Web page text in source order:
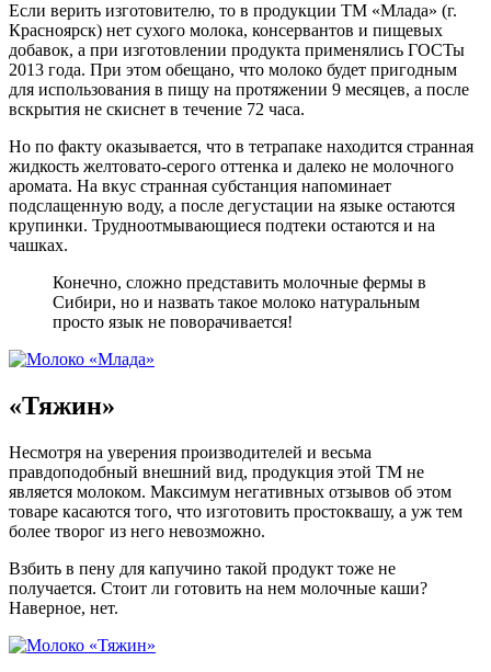
Если верить изготовителю, то в продукции ТМ «Млада» (г.
Красноярск) нет сухого молока, консервантов и пищевых
добавок, а при изготовлении продукта применялись ГОСТы
2013 года. При этом обещано, что молоко будет пригодным
для использования в пищу на протяжении 9 месяцев, а после
вскрытия не скиснет в течение 72 часа.
Но по факту оказывается, что в тетрапаке находится странная
жидкость желтовато-серого оттенка и далеко не молочного
аромата. На вкус странная субстанция напоминает
подслащенную воду, а после дегустации на языке остаются
крупинки. Трудноотмывающиеся подтеки остаются и на
чашках.
Конечно, сложно представить молочные фермы в
Сибири, но и назвать такое молоко натуральным
просто язык не поворачивается!
«Тяжин»
Несмотря на уверения производителей и весьма
правдоподобный внешний вид, продукция этой ТМ не
является молоком. Максимум негативных отзывов об этом
товаре касаются того, что изготовить простоквашу, а уж тем
более творог из него невозможно.
Взбить в пену для капучино такой продукт тоже не
получается. Стоит ли готовить на нем молочные каши?
Наверное, нет.